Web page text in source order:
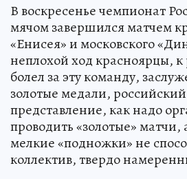
В воскресенье чемпионат
мячом завершился матчем
«Енисея» и московского
неплохой ход красноярцы, к
болел за эту команду,
золотые медали,
представление, как надо
проводить «золотые»
мелкие «подножки» не
коллектив, твердо